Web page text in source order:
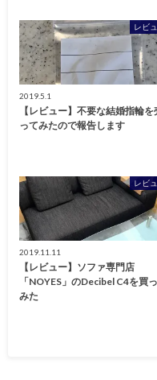
レビ
2019.5.1
【レビュー】不要な結婚指輪を
ってみたので報告します
レビ
2019.11.11
【レビュー】ソファ専門店
「NOYES」のDecibel C4を買
みた